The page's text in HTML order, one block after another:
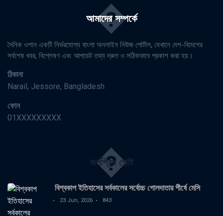
আমাদের সম্পর্কে
�
দৈনিক ওশান একটি নির্ভরযোগ্য বাংলা অনলাইন নিউজ পোর্টাল, যেখানে দেশ-বিদেশের
সর্বশেষ খবর, বিশ্লেষণ এবং আপডেট তথ্য দ্রুত ও সঠিকভাবে প্রকাশ করা হয়।
ঠিকানা
Narail, Jessore, Bangladesh
ফোন
01XXXXXXXXX
জনপ্রিয় পোষ্ট
�
বিশ্বকাপ ইতিহাসের সর্বকালের সর্বোচ্চ গোলদাতার শীর্ষে মেসি
23 Jun, 2026 843